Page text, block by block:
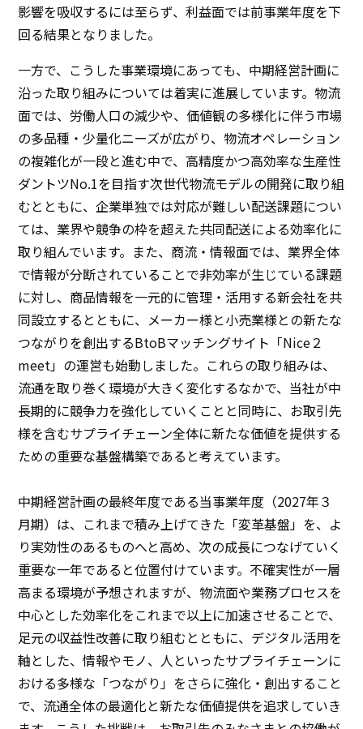
影響を吸収するには至らず、利益面では前事業年度を下
回る結果となりました。
一方で、こうした事業環境にあっても、中期経営計画に
沿った取り組みについては着実に進展しています。物流
面では、労働人口の減少や、価値観の多様化に伴う市場
の多品種・少量化ニーズが広がり、物流オペレーション
の複雑化が一段と進む中で、高精度かつ高効率な生産性
ダントツNo.1を目指す次世代物流モデルの開発に取り組
むとともに、企業単独では対応が難しい配送課題につい
ては、業界や競争の枠を超えた共同配送による効率化に
取り組んでいます。また、商流・情報面では、業界全体
で情報が分断されていることで非効率が生じている課題
に対し、商品情報を一元的に管理・活用する新会社を共
同設立するとともに、メーカー様と小売業様との新たな
つながりを創出するBtoBマッチングサイト「Nice２
meet」の運営も始動しました。これらの取り組みは、
流通を取り巻く環境が大きく変化するなかで、当社が中
長期的に競争力を強化していくことと同時に、お取引先
様を含むサプライチェーン全体に新たな価値を提供する
ための重要な基盤構築であると考えています。
中期経営計画の最終年度である当事業年度（2027年３
月期）は、これまで積み上げてきた「変革基盤」を、よ
り実効性のあるものへと高め、次の成長につなげていく
重要な一年であると位置付けています。不確実性が一層
高まる環境が予想されますが、物流面や業務プロセスを
中心とした効率化をこれまで以上に加速させることで、
足元の収益性改善に取り組むとともに、デジタル活用を
軸とした、情報やモノ、人といったサプライチェーンに
おける多様な「つながり」をさらに強化・創出すること
で、流通全体の最適化と新たな価値提供を追求していき